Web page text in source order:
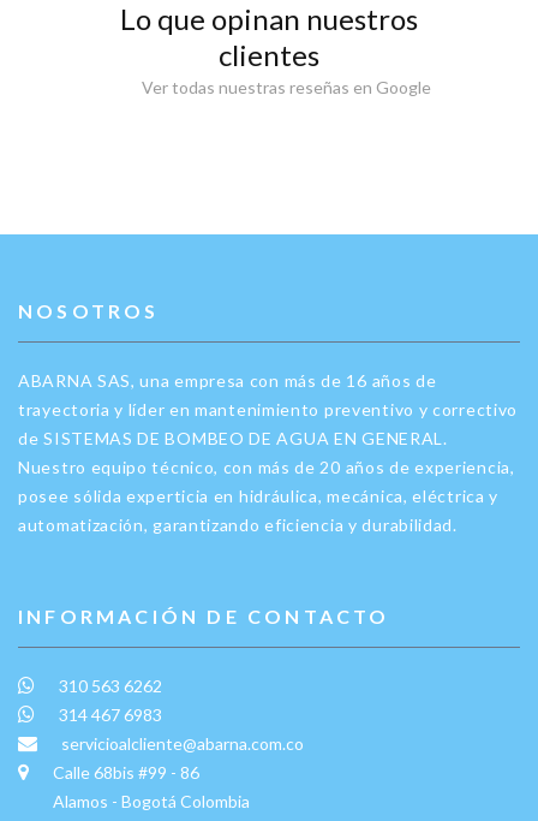
Lo que opinan nuestros
clientes
Ver todas nuestras reseñas en Google
NOSOTROS
ABARNA SAS, una empresa con más de 16 años de
trayectoria y líder en mantenimiento preventivo y correctivo
de SISTEMAS DE BOMBEO DE AGUA EN GENERAL.
Nuestro equipo técnico, con más de 20 años de experiencia,
posee sólida experticia en hidráulica, mecánica, eléctrica y
automatización, garantizando eficiencia y durabilidad.
INFORMACIÓN DE CONTACTO
310 563 6262
314 467 6983
servicioalcliente@abarna.com.co
Calle 68bis #99 - 86
Alamos - Bogotá Colombia